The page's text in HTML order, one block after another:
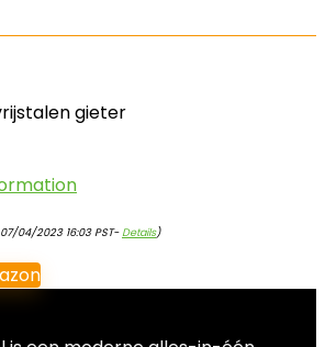
gieter
04/2023 16:03 PST-Details)